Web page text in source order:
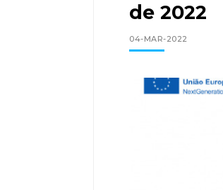
de 2022
04-MAR-2022